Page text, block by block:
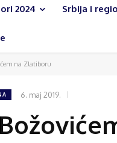
2024 Srbija i
na Zlatiboru
6. maj 2019.